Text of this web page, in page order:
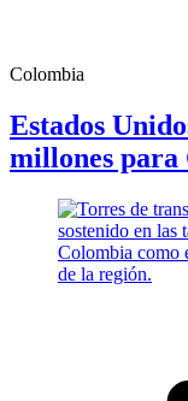
Colombia
Estados
millones para